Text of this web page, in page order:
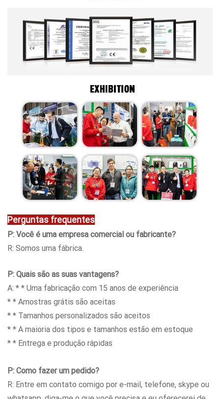
Perguntas frequentes
P: Você é uma empresa comercial ou fabricante?
R: Somos uma fábrica.
P: Quais são as suas vantagens?
A: * * Uma fabricação com 15 anos de experiência
* * Amostras grátis são aceitas
* * Tamanhos personalizados são aceitos
* * A maioria dos tipos e tamanhos estão em estoque
* * Entrega e produção rápidas
P: Como fazer um pedido?
R: Entre em contato comigo por e-mail, telefone, skype ou